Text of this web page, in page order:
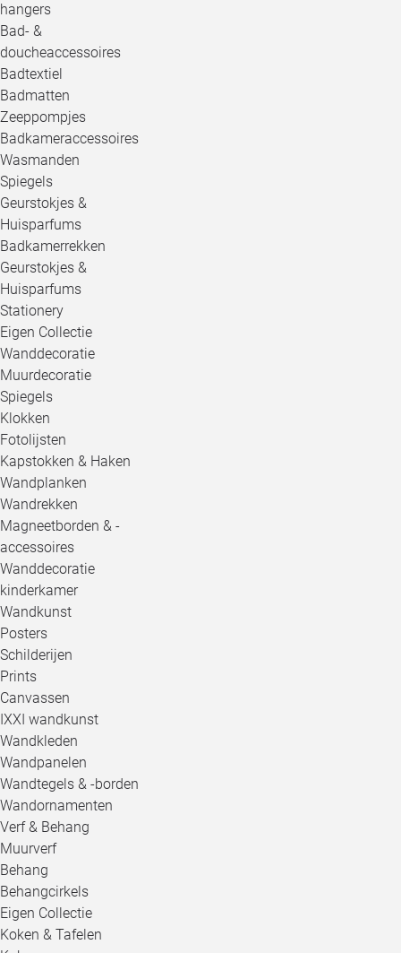
hangers
Bad- &
doucheaccessoires
Badtextiel
Badmatten
Zeeppompjes
Badkameraccessoires
Wasmanden
Spiegels
Geurstokjes &
Huisparfums
Badkamerrekken
Geurstokjes &
Huisparfums
Stationery
Eigen Collectie
Wanddecoratie
Muurdecoratie
Spiegels
Klokken
Fotolijsten
Kapstokken & Haken
Wandplanken
Wandrekken
Magneetborden & -
accessoires
Wanddecoratie
kinderkamer
Wandkunst
Posters
Schilderijen
Prints
Canvassen
IXXI wandkunst
Wandkleden
Wandpanelen
Wandtegels & -borden
Wandornamenten
Verf & Behang
Muurverf
Behang
Behangcirkels
Eigen Collectie
Koken & Tafelen